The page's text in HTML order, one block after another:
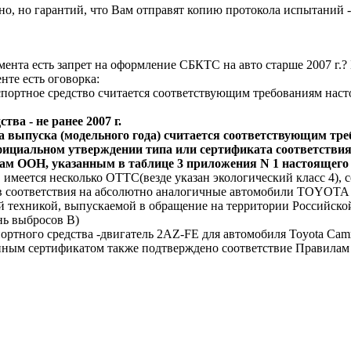
но гарантий, что Вам отправят копию протокола испытаний
есть запрет на оформление СБКТС на авто старше 2007
есть оговорка:
средство считается соответствующим требованиям
- не ранее 2007 г.
выпуска (модельного года) считается соответствующим
утверждении типа или сертификата
ООН, указанным в таблице 3 приложения N 1 настоящего
несколько ОТТС(везде указан экологический класс
соответствия на абсолютно аналогичные автомобили
выпускаемой в обращение на территории
выбросов В)
средства -двигатель 2AZ-FE для автомобиля Toyota
сертификатом также подтверждено соответствие